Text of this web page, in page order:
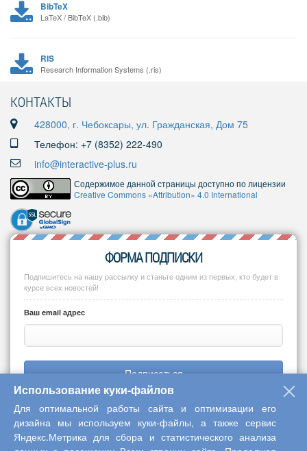
BibTeX
LaTeX / BibTeX (.bib)
RIS
Research Information Systems (.ris)
КОНТАКТЫ
428000, г. Чебоксары, ул. Гражданская, Дом 75
Телефон: +7 (8352) 222-490
info@interactive-plus.ru
Содержимое данной страницы доступно по лицензии
Creative Commons «Attribution» 4.0 International
ФОРМА ПОДПИСКИ
Подпишитесь на нашу рассылку и станьте одним из первых, кто будет в
курсе всех новостей!
Ваш email адрес
Подписаться
Copyright © 2013-2026 Центр научного сотрудничества «Интерактив
Использование куки-файлов
Для оптимальной работы сайта и оптимизации его
дизайна мы используем куки-файлы, а также сервис
Яндекс.Метрика для сбора и статистического анализа